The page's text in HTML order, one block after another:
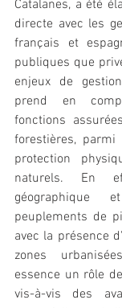
Catalanes, a été
directe avec les
français et
publiques que
enjeux de
prend en
fonctions
forestières,
protection
naturels. En
géographique
peuplements de
avec la présence
zones
essence un rôle
vis-à-vis des